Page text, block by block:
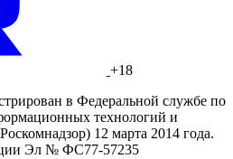
+18
в Федеральной службе по
технологий и
12 марта 2014 года.
Эл № ФС77-57235